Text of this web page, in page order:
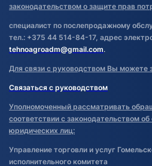
законодательством о защите прав
специалист по послепродажному
тел.: +375 44 514-84-17, адрес
tehnoagroadm@gmail.com.
Для связи с руководством Вы можете
Связаться с руководством
Уполномоченный рассматривать
соответствии с законодательством
юридических лиц:
Управление торговли и услуг
исполнительного комитета